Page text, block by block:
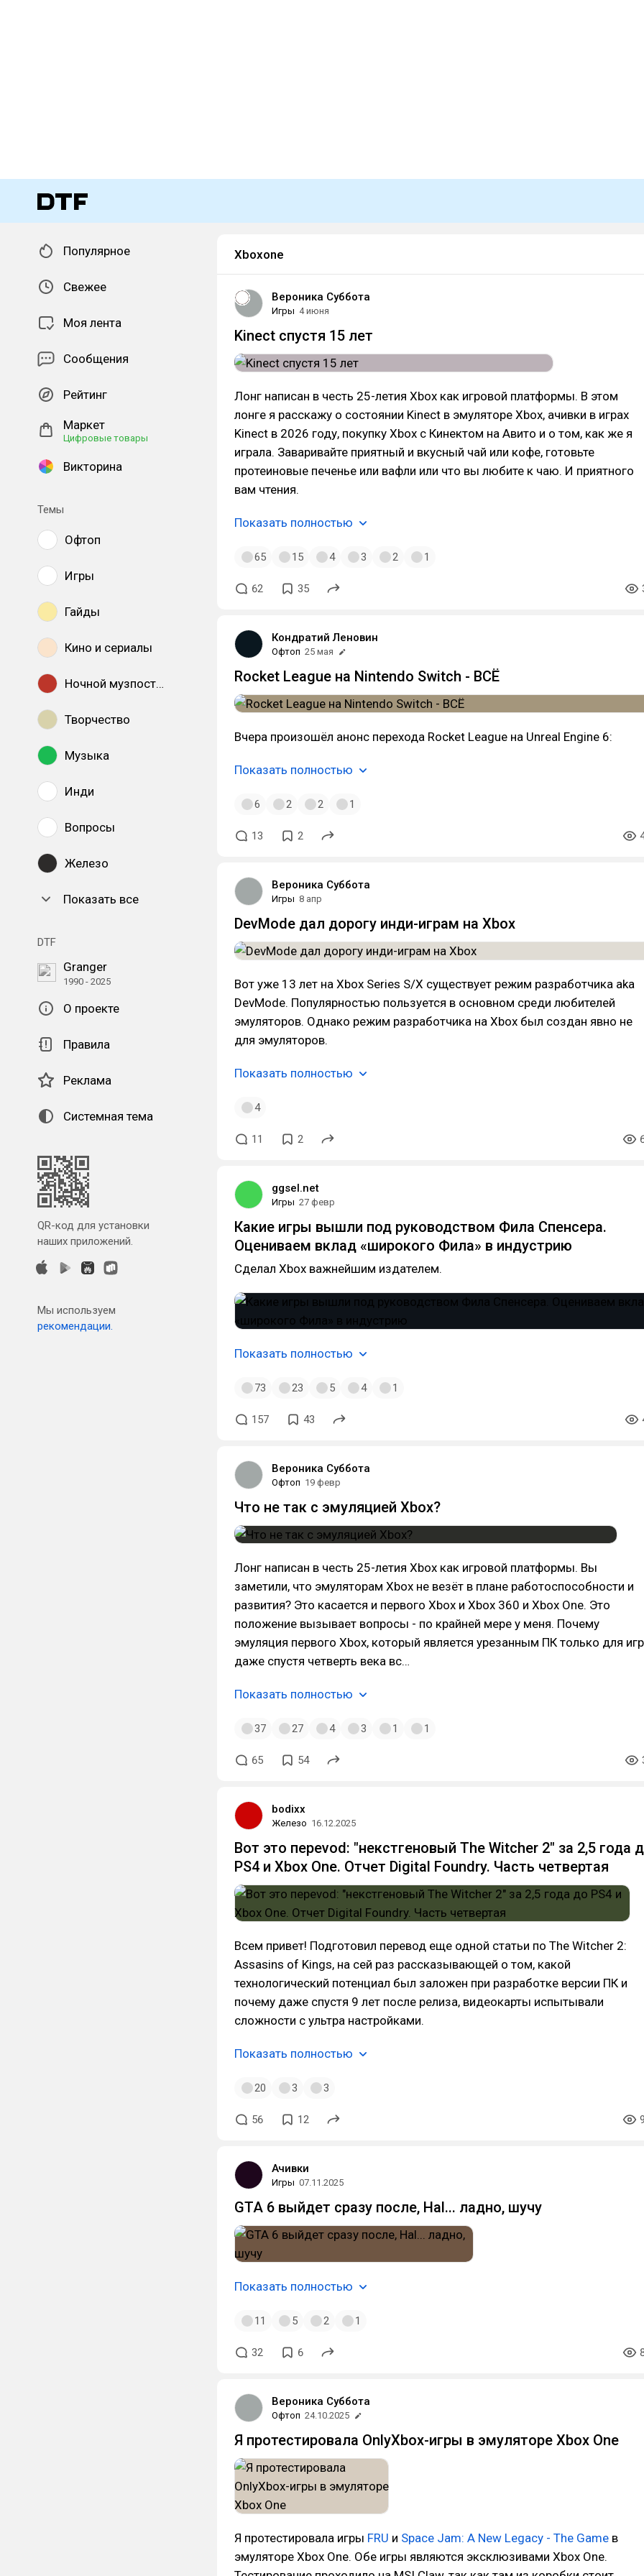
Популярное
Свежее
Моя лента
Сообщения
Рейтинг
Маркет
Цифровые товары
Викторина
Темы
Офтоп
Игры
Гайды
Кино и сериалы
Ночной музпостинг
Творчество
Музыка
Инди
Вопросы
Железо
Показать все
DTF
Granger
1990 - 2025
О проекте
Правила
Реклама
Системная тема
QR-код для установки
наших приложений.
Мы используем
рекомендации.
Xboxone
Вероника Суббота
Игры 4 июня
Kinect спустя 15 лет
Лонг написан в честь 25-летия Xbox как игровой платформы. В этом
лонге я расскажу о состоянии Kinect в эмуляторе Xbox, ачивки в играх
Kinect в 2026 году, покупку Xbox с Кинектом на Авито и о том, как же я
играла. Заваривайте приятный и вкусный чай или кофе, готовьте
протеиновые печенье или вафли или что вы любите к чаю. И приятного
вам чтения.
Показать полностью
65 15 4 3 2 1
62 35
Кондратий Леновин
Офтоп 25 мая
Rocket League на Nintendo Switch - ВСЁ
Вчера произошёл анонс перехода Rocket League на Unreal Engine 6:
Показать полностью
6 2 2 1
13 2
Вероника Суббота
Игры 8 апр
DevMode дал дорогу инди-играм на Xbox
Вот уже 13 лет на Xbox Series S/X существует режим разработчика aka
DevMode. Популярностью пользуется в основном среди любителей
эмуляторов. Однако режим разработчика на Xbox был создан явно не
для эмуляторов.
Показать полностью
4
11 2
ggsel.net
Игры 27 февр
Какие игры вышли под руководством Фила Спенсера.
Оцениваем вклад «широкого Фила» в индустрию
Сделал Xbox важнейшим издателем.
Показать полностью
73 23 5 4 1
157 43
Вероника Суббота
Офтоп 19 февр
Что не так с эмуляцией Xbox?
Лонг написан в честь 25-летия Xbox как игровой платформы. Вы
заметили, что эмуляторам Xbox не везёт в плане работоспособности и
развития? Это касается и первого Xbox и Xbox 360 и Xbox One. Это
положение вызывает вопросы - по крайней мере у меня. Почему
эмуляция первого Xbox, который является урезанным ПК только для
даже спустя четверть века вс…
Показать полностью
37 27 4 3 1 1
65 54
bodixx
Железо 16.12.2025
Вот это переvod: "некстгеновый The Witcher 2" за 2,5 года
PS4 и Xbox One. Отчет Digital Foundry. Часть четвертая
Всем привет! Подготовил перевод еще одной статьи по The Witcher 2:
Assasins of Kings, на сей раз рассказывающей о том, какой
технологический потенциал был заложен при разработке версии ПК и
почему даже спустя 9 лет после релиза, видеокарты испытывали
сложности с ультра настройками.
Показать полностью
20 3 3
56 12
Ачивки
Игры 07.11.2025
GTA 6 выйдет сразу после, Hal... ладно, шучу
Показать полностью
11 5 2 1
32 6
Вероника Суббота
Офтоп 24.10.2025
Я протестировала OnlyXbox-игры в эмуляторе Xbox One
Я протестировала игры FRU и Space Jam: A New Legacy - The Game в
эмуляторе Xbox One. Обе игры являются эксклюзивами Xbox One.